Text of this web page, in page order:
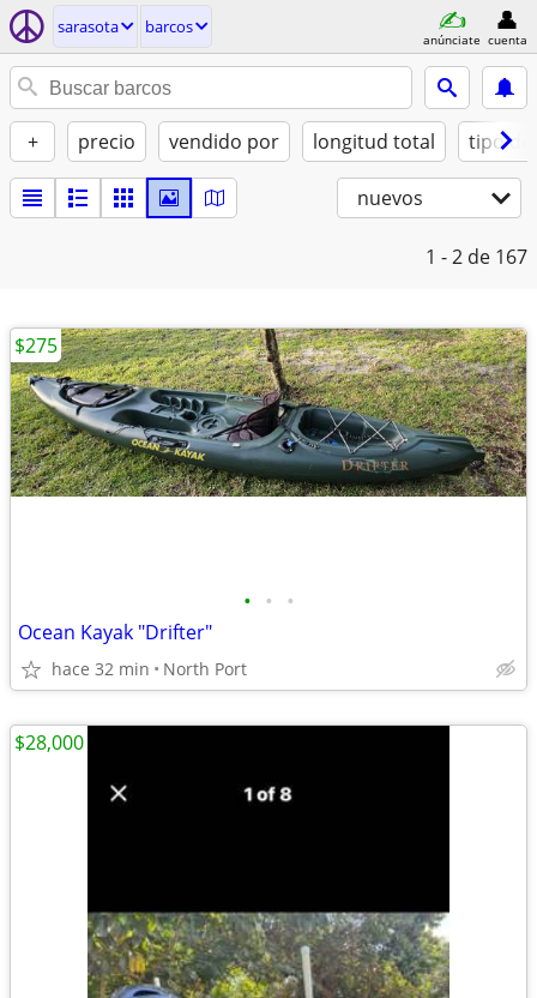
sarasota barcos
anúnciate cuenta
+ precio vendido por longitud total tipo
nuevos
1 - 2 de 167
• • •
Ocean Kayak "Drifter"
hace 32 min North Port
$275
$28,000